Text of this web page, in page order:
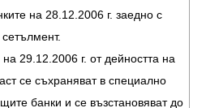
на 28.12.2006 г. заедно с
29.12.2006 г. от дейността на
се съхраняват в специално
банки и се възстановяват до